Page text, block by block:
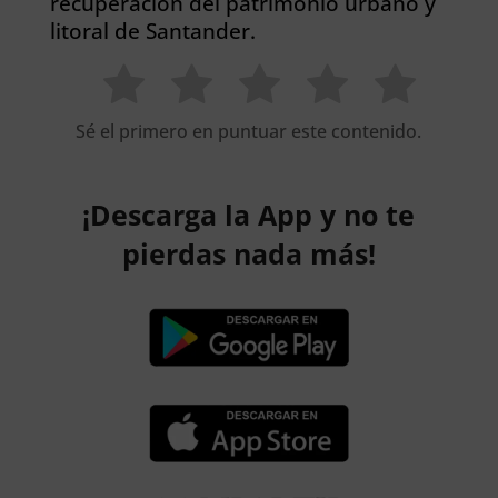
litoral de Santander.
Sé el primero en puntuar este contenido.
¡Descarga la App y no te
pierdas nada más!